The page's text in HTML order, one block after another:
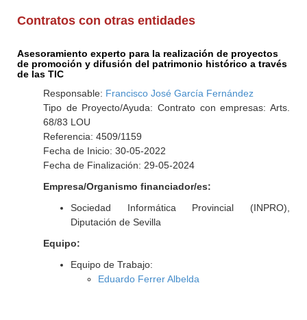
Contratos con otras entidades
Asesoramiento experto para la realización de proyectos
de promoción y difusión del patrimonio histórico a través
de las TIC
Responsable: Francisco José García Fernández
Tipo de Proyecto/Ayuda: Contrato con empresas: Arts.
68/83 LOU
Referencia: 4509/1159
Fecha de Inicio: 30-05-2022
Fecha de Finalización: 29-05-2024
Empresa/Organismo financiador/es:
Sociedad Informática Provincial (INPRO),
Diputación de Sevilla
Equipo:
Equipo de Trabajo:
Eduardo Ferrer Albelda